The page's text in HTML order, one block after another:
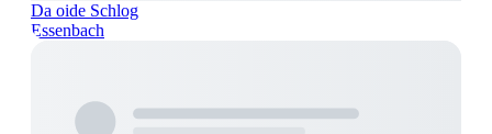
Da oide Schlog
Essenbach